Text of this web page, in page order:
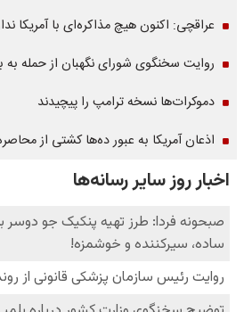
عراقچی: اکنون هیچ مذاکره‌ای با آمریکا
روایت سخنگوی شورای نگهبان از حمله
دموکرات‌ها نسخه ترامپ را پیچیدند
اذعان آمریکا به عبور ده‌ها کشتی از